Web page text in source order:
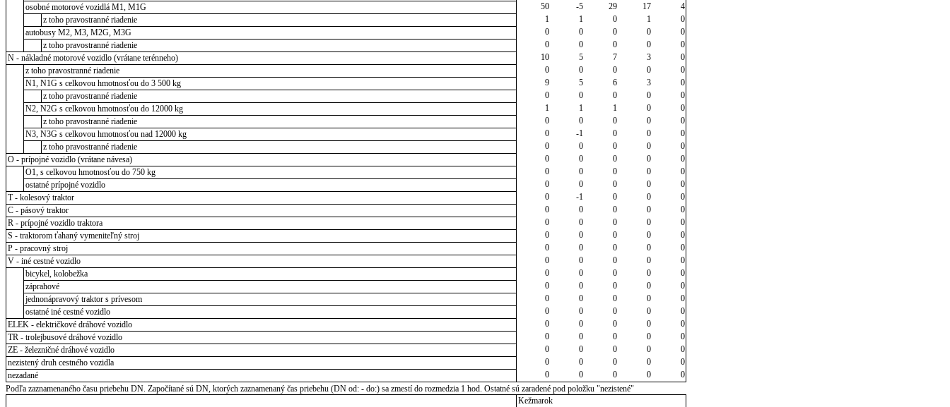
osobné motorové vozidlá M1, M1G
50 -5 29 17
4
z toho pravostranné riadenie
1 1 0 1
0
autobusy M2, M3, M2G, M3G
0 0 0 0
0
z toho pravostranné riadenie
0 0 0 0
0
N - nákladné motorové vozidlo (vrátane terénneho)
10 5 7 3
0
z toho pravostranné riadenie
0 0 0 0
0
N1, N1G s celkovou hmotnosťou do 3 500 kg
9 5 6 3
0
z toho pravostranné riadenie
0 0 0 0
0
N2, N2G s celkovou hmotnosťou do 12000 kg
1 1 1 0
0
z toho pravostranné riadenie
0 0 0 0
0
N3, N3G s celkovou hmotnosťou nad 12000 kg
0 -1 0 0
0
z toho pravostranné riadenie
0 0 0 0
0
O - prípojné vozidlo (vrátane návesa)
0 0 0 0
0
O1, s celkovou hmotnosťou do 750 kg
0 0 0 0
0
ostatné prípojné vozidlo
0 0 0 0
0
T - kolesový traktor
0 -1 0 0
0
C - pásový traktor
0 0 0 0
0
R - prípojné vozidlo traktora
0 0 0 0
0
S - traktorom ťahaný vymeniteľný stroj
0 0 0 0
0
P - pracovný stroj
0 0 0 0
0
V - iné cestné vozidlo
0 0 0 0
0
bicykel, kolobežka
0 0 0 0
0
záprahové
0 0 0 0
0
jednonápravový traktor s prívesom
0 0 0 0
0
ostatné iné cestné vozidlo
0 0 0 0
0
ELEK - električkové dráhové vozidlo
0 0 0 0
0
TR - trolejbusové dráhové vozidlo
0 0 0 0
0
ZE - železničné dráhové vozidlo
0 0 0 0
0
nezistený druh cestného vozidla
0 0 0 0
0
nezadané
0 0 0 0
0
Podľa zaznamenaného času priebehu DN. Započítané sú DN, ktorých zaznamenaný čas priebehu (DN od: - do:) sa zmestí do rozmedzia 1 hod. Ostatné sú zaradené pod položku "nezistené"
Kežmarok